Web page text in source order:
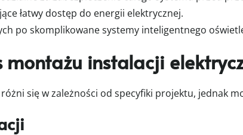
łatwy dostęp do energii elektrycznej.
po skomplikowane systemy inteligentnego
instalacji
różni się w zależności od specyfiki projektu, jednak